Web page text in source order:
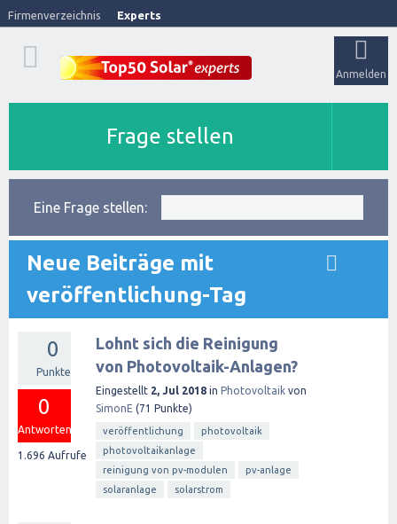
Firmenverzeichnis Experts
Anmelden
Frage stellen
Eine Frage stellen:
Neue Beiträge mit
veröffentlichung-Tag
0
Punkte
0
Antworten
1.696 Aufrufe
Lohnt sich die Reinigung
von Photovoltaik-Anlagen?
Eingestellt 2, Jul 2018 in Photovoltaik von
SimonE (71 Punkte)
veröffentlichung
photovoltaik
photovoltaikanlage
reinigung von pv-modulen
pv-anlage
solaranlage
solarstrom